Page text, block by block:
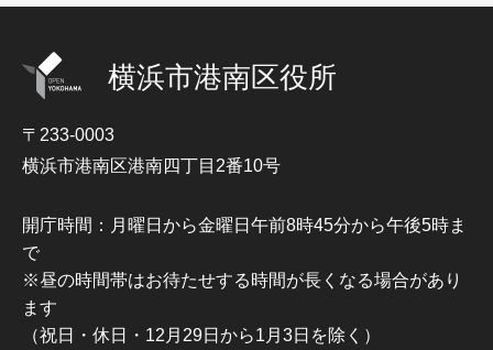
横浜市港南区役所
〒233-0003
横浜市港南区港南四丁目2番10号
開庁時間：月曜日から金曜日午前8時45分から午後5時ま
で
※昼の時間帯はお待たせする時間が長くなる場合があり
ます
（祝日・休日・12月29日から1月3日を除く）